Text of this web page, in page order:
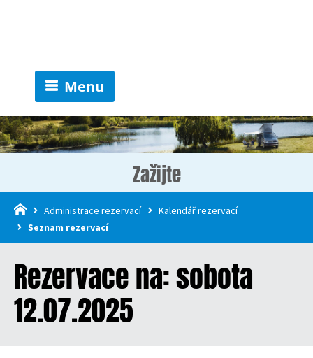
Menu
Zažijte
Administrace rezervací
Kalendář rezervací
Seznam rezervací
Rezervace na: sobota
12.07.2025